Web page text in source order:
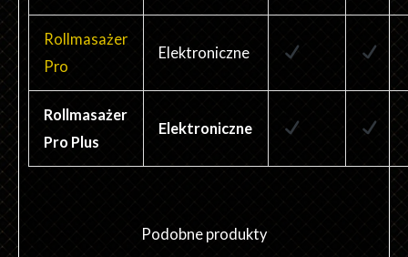
Rollmasażer
Pro
Elektroniczne
Rollmasażer
Pro Plus
Elektroniczne
Podobne produkty